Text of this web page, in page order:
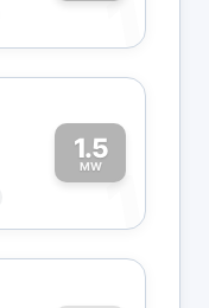
1
1.5
MW1